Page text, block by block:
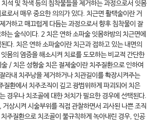
석 및 착색 등의 침착물들을 제거하는 과정으로서 잇몸
로서 매우 중요한 의의가 있다. 치근면 활택술이란 거
거하고 매끄럽게 다듬는 과정으로서 향후 침착물이 잘
는 술식이다. 2 치은 연하 소파술 잇몸하방의 치근면에
다. 치은 연하 소파술이란 치근과 접하고 있는 내면의
몸의 염증을 해소시켜 치료를 도모하는 비교적 간단한
/ 치은 성형술 치은 절제술이란 치주질환으로 인하여
라내 치주낭을 제거하거나 치관길이를 확장시켜주는
환에서 치주조직이 깊고 광범위하게 파괴되어 치은
경우나 치조골에 대한 처치가 필요한 경우에 선택된다.
상시켜 시술부위를 직접 관찰하면서 괴사된 나쁜 조직
주질환으로 치조골이 불규칙하게 녹아내린 경우, 인공